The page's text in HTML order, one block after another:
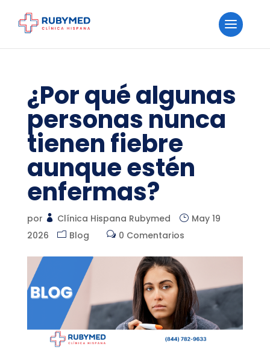
¿Por qué algunas
personas nunca
tienen fiebre
aunque estén
enfermas?
por Clínica Hispana Rubymed
May 19
2026
Blog 0 Comentarios